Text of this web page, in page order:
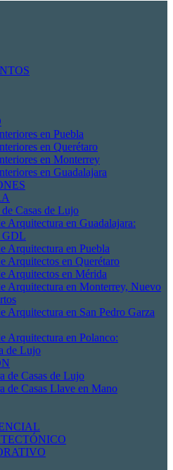
en Puebla
en Querétaro
en Monterrey
en Guadalajara
Casas de Lujo
Arquitectura en Guadalajara:
GDL
Arquitectura en Puebla
Arquitectos en Querétaro
Arquitectos en Mérida
Arquitectura en Monterrey, Nuevo
Arquitectura en San Pedro Garza
Arquitectura en Polanco:
de Lujo
de Casas de Lujo
de Casas Llave en Mano